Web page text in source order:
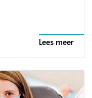
Lees meer